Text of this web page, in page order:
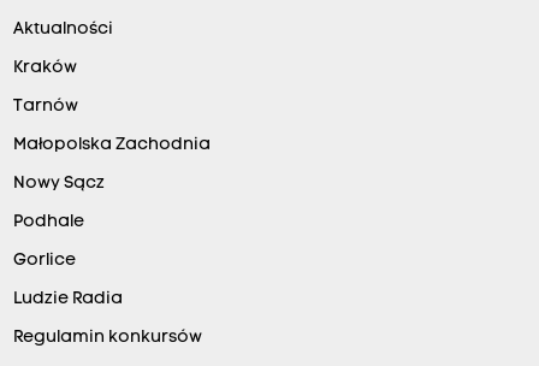
Aktualności
Kraków
Tarnów
Małopolska Zachodnia
Nowy Sącz
Podhale
Gorlice
Ludzie Radia
Regulamin konkursów